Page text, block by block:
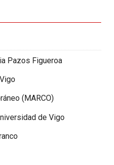
Pazos Figueroa
(MARCO)
de Vigo